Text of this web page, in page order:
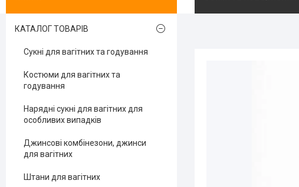
КАТАЛОГ ТОВАРІВ
Сукні для вагітних та годування
Костюми для вагітних та
годування
Нарядні сукні для вагітних для
особливих випадків
Джинсові комбінезони, джинси
для вагітних
Штани для вагітних